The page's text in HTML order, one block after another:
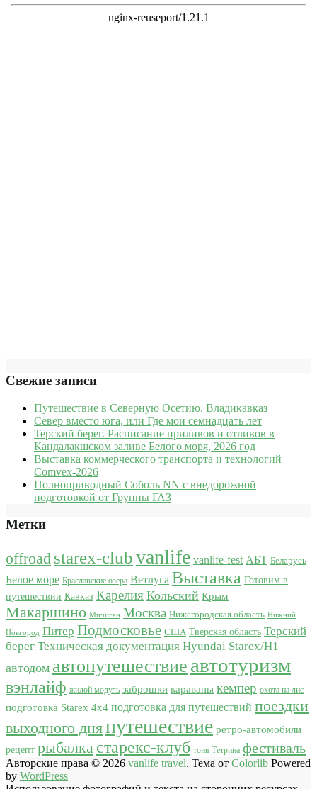
Свежие записи
Путешествие в Северную Осетию. Владикавказ
Север вместо юга, или Где мои семнадцать лет
Терский берег. Расписание приливов и отливов в
Кандалакшском заливе Белого моря, 2026 год
Выставка коммерческого транспорта и технологий
Comvex-2026
Полноприводный Соболь NN с внедорожной
подготовкой от Группы ГАЗ
Метки
offroad starex-clubvanlife vanlife-fest АБТ Беларусь
Белое море Браславские озера Ветлуга Выставка Готовим в
путешествии Кавказ Карелия Кольский Крым
Макаршино Мичиган Москва Нижегородская область Нижний
Новгород Питер Подмосковье США Тверская область Терский
берег Техническая документация Hyundai Starex/H1
автодом автопутешествие автотуризм
вэнлайф жилой модуль заброшки караваны кемпер охота на лис
подготовка Starex 4x4 подготовка для путешествий поездки
выходного дняпутешествие ретро-автомобили
рецепт рыбалка старекс-клуб тоня Тетрина фестиваль
Авторские права © 2026 vanlife travel. Тема от Colorlib Powered
by WordPress